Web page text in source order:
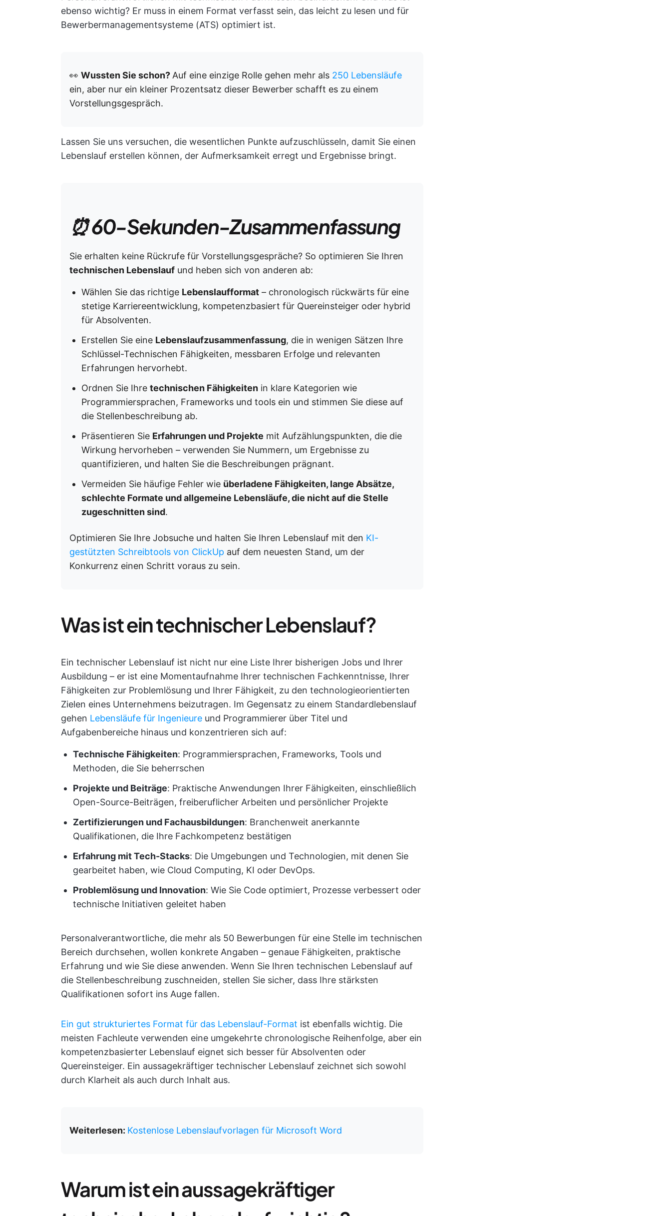
ebenso wichtig? Er muss in einem Format verfasst sein, das leicht zu lesen und für
Bewerbermanagementsysteme (ATS) optimiert ist.
👀 Wussten Sie schon? Auf eine einzige Rolle gehen mehr als 250 Lebensläufe
ein, aber nur ein kleiner Prozentsatz dieser Bewerber schafft es zu einem
Vorstellungsgespräch.
Lassen Sie uns versuchen, die wesentlichen Punkte aufzuschlüsseln, damit Sie einen
Lebenslauf erstellen können, der Aufmerksamkeit erregt und Ergebnisse bringt.
⏰ 60-Sekunden-Zusammenfassung
Sie erhalten keine Rückrufe für Vorstellungsgespräche? So optimieren Sie Ihren
technischen Lebenslauf und heben sich von anderen ab:
Wählen Sie das richtige Lebenslaufformat – chronologisch rückwärts für eine
stetige Karriereentwicklung, kompetenzbasiert für Quereinsteiger oder hybrid
für Absolventen.
Erstellen Sie eine Lebenslaufzusammenfassung, die in wenigen Sätzen Ihre
Schlüssel-Technischen Fähigkeiten, messbaren Erfolge und relevanten
Erfahrungen hervorhebt.
Ordnen Sie Ihre technischen Fähigkeiten in klare Kategorien wie
Programmiersprachen, Frameworks und tools ein und stimmen Sie diese auf
die Stellenbeschreibung ab.
Präsentieren Sie Erfahrungen und Projekte mit Aufzählungspunkten, die die
Wirkung hervorheben – verwenden Sie Nummern, um Ergebnisse zu
quantifizieren, und halten Sie die Beschreibungen prägnant.
Vermeiden Sie häufige Fehler wie überladene Fähigkeiten, lange Absätze,
schlechte Formate und allgemeine Lebensläufe, die nicht auf die Stelle
zugeschnitten sind.
Optimieren Sie Ihre Jobsuche und halten Sie Ihren Lebenslauf mit den KI-
gestützten Schreibtools von ClickUp auf dem neuesten Stand, um der
Konkurrenz einen Schritt voraus zu sein.
Was ist ein technischer Lebenslauf?
Ein technischer Lebenslauf ist nicht nur eine Liste Ihrer bisherigen Jobs und Ihrer
Ausbildung – er ist eine Momentaufnahme Ihrer technischen Fachkenntnisse, Ihrer
Fähigkeiten zur Problemlösung und Ihrer Fähigkeit, zu den technologieorientierten
Zielen eines Unternehmens beizutragen. Im Gegensatz zu einem Standardlebenslauf
gehen Lebensläufe für Ingenieure und Programmierer über Titel und
Aufgabenbereiche hinaus und konzentrieren sich auf:
Technische Fähigkeiten: Programmiersprachen, Frameworks, Tools und
Methoden, die Sie beherrschen
Projekte und Beiträge: Praktische Anwendungen Ihrer Fähigkeiten, einschließlich
Open-Source-Beiträgen, freiberuflicher Arbeiten und persönlicher Projekte
Zertifizierungen und Fachausbildungen: Branchenweit anerkannte
Qualifikationen, die Ihre Fachkompetenz bestätigen
Erfahrung mit Tech-Stacks: Die Umgebungen und Technologien, mit denen Sie
gearbeitet haben, wie Cloud Computing, KI oder DevOps.
Problemlösung und Innovation: Wie Sie Code optimiert, Prozesse verbessert oder
technische Initiativen geleitet haben
Personalverantwortliche, die mehr als 50 Bewerbungen für eine Stelle im technischen
Bereich durchsehen, wollen konkrete Angaben – genaue Fähigkeiten, praktische
Erfahrung und wie Sie diese anwenden. Wenn Sie Ihren technischen Lebenslauf auf
die Stellenbeschreibung zuschneiden, stellen Sie sicher, dass Ihre stärksten
Qualifikationen sofort ins Auge fallen.
Ein gut strukturiertes Format für das Lebenslauf-Format ist ebenfalls wichtig. Die
meisten Fachleute verwenden eine umgekehrte chronologische Reihenfolge, aber ein
kompetenzbasierter Lebenslauf eignet sich besser für Absolventen oder
Quereinsteiger. Ein aussagekräftiger technischer Lebenslauf zeichnet sich sowohl
durch Klarheit als auch durch Inhalt aus.
Weiterlesen: Kostenlose Lebenslaufvorlagen für Microsoft Word
Warum ist ein aussagekräftiger